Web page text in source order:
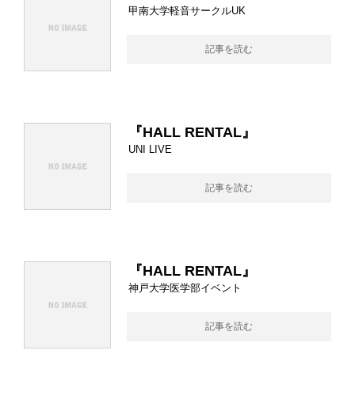
甲南大学軽音サークルUK
記事を読む
『HALL RENTAL』
UNI LIVE
記事を読む
『HALL RENTAL』
神戸大学医学部イベント
記事を読む